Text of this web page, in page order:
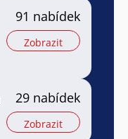
91 nabídek
Zobrazit
29 nabídek
Zobrazit